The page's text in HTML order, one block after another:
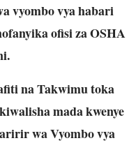
vyombo vya habari
ofisi za OSHA
na Takwimu toka
mada kwenye
wa Vyombo vya